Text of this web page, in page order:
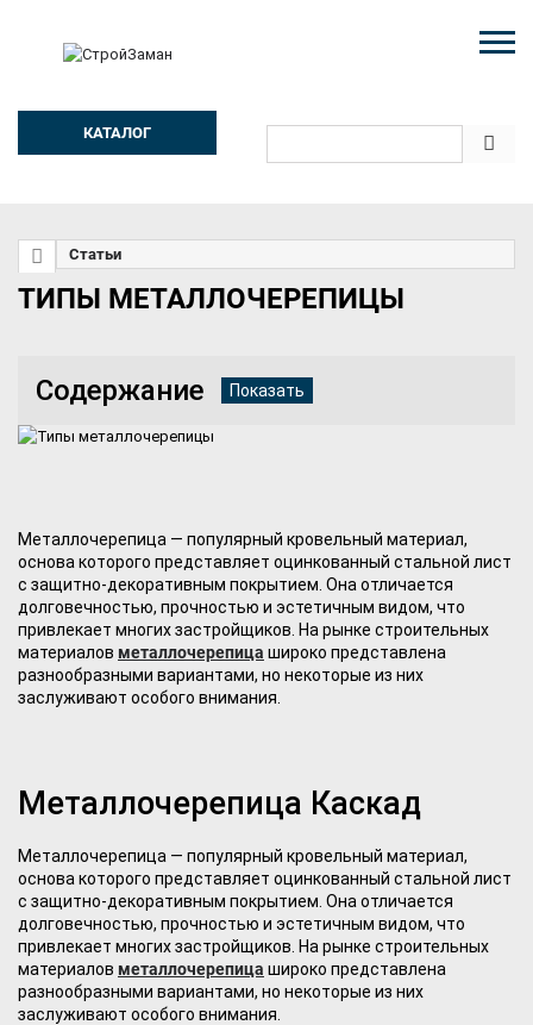
КАТАЛОГ
Статьи
ТИПЫ МЕТАЛЛОЧЕРЕПИЦЫ
Содержание Показать
Металлочерепица — популярный кровельный материал,
основа которого представляет оцинкованный стальной лист
с защитно-декоративным покрытием. Она отличается
долговечностью, прочностью и эстетичным видом, что
привлекает многих застройщиков. На рынке строительных
материалов металлочерепица широко представлена
разнообразными вариантами, но некоторые из них
заслуживают особого внимания.
Металлочерепица Каскад
Металлочерепица — популярный кровельный материал,
основа которого представляет оцинкованный стальной лист
с защитно-декоративным покрытием. Она отличается
долговечностью, прочностью и эстетичным видом, что
привлекает многих застройщиков. На рынке строительных
материалов металлочерепица широко представлена
разнообразными вариантами, но некоторые из них
заслуживают особого внимания.